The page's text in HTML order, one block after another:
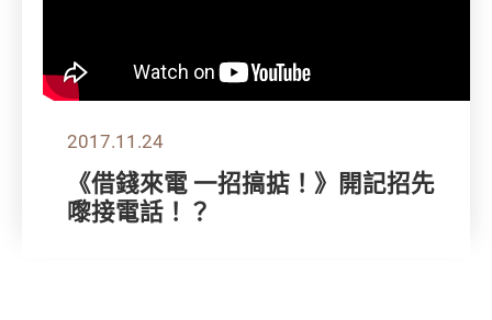
2017.11.24
《借錢來電 一招搞掂！》開記招先
嚟接電話！？